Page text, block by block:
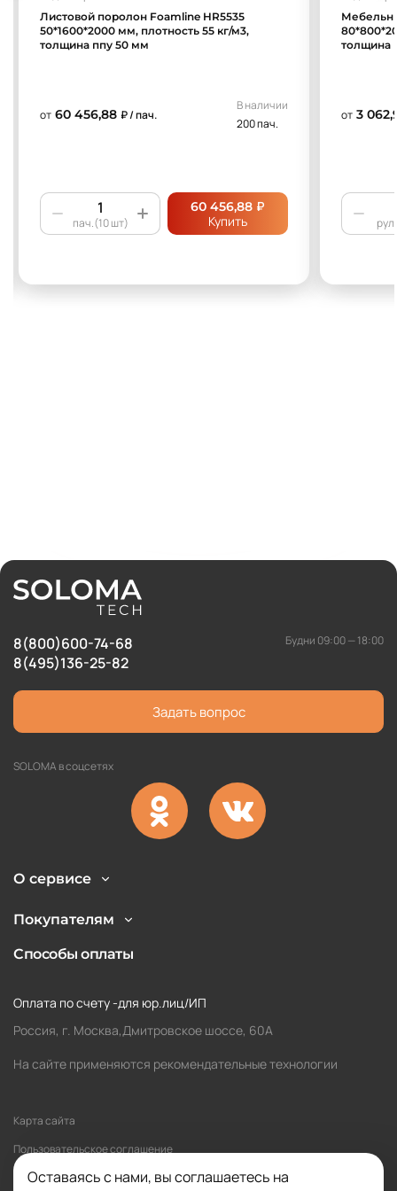
Листовой поролон Foamline HR5535
50*1600*2000 мм, плотность 55 кг/м3,
толщина ппу 50 мм
от 60 456,88 ₽ / пач.
В наличии
200 пач.
пач.(10 шт)
60 456,88 ₽
Купить
толщина
от 3
Оставаясь с нами, вы соглашаетесь на
8(800)600-74-68
8(495)136-25-82
Будни 09:00 — 18:00
Задать вопрос
SOLOMA в соцсетях
О сервисе
Покупателям
Способы оплаты
Оплата по счету -для юр.лиц/ИП
Россия, г. Москва,Дмитровское шоссе, 60А
На сайте применяются рекомендательные технологии
Карта сайта
Политика обработки персональных данных
Пользовательское соглашение